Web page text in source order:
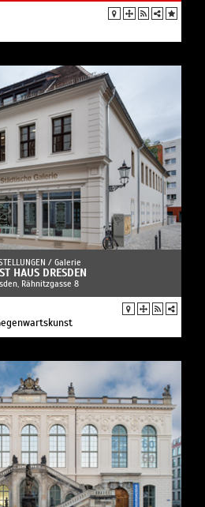
/ Galerie
HAUS DRESDEN
Rähnitzgasse 8